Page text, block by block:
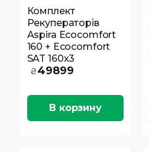
Комплект
Рекуператорів
Aspira Ecocomfort
160 + Ecocomfort
SAT 160x3
₴49899
В корзину